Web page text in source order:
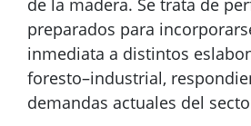
de la madera. Se trata de
preparados para
inmediata a distintos
foresto–industrial,
demandas actuales del